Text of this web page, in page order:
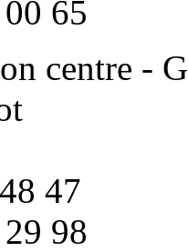
65
centre -
47
98